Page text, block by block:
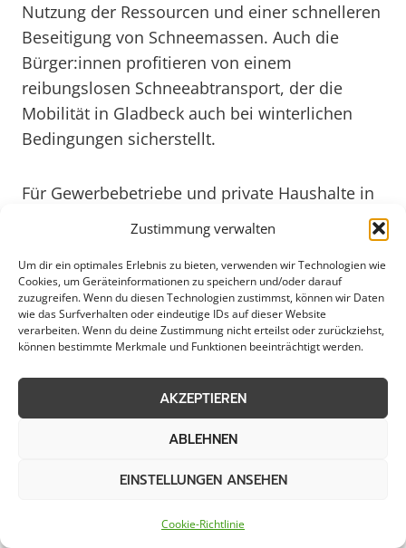
Zustimmung verwalten
Um dir ein optimales Erlebnis zu bieten, verwenden wir Technologien wie
Cookies, um Geräteinformationen zu speichern und/oder darauf
zuzugreifen. Wenn du diesen Technologien zustimmst, können wir Daten
wie das Surfverhalten oder eindeutige IDs auf dieser Website
verarbeiten. Wenn du deine Zustimmung nicht erteilst oder zurückziehst,
können bestimmte Merkmale und Funktionen beeinträchtigt werden.
AKZEPTIEREN
ABLEHNEN
EINSTELLUNGEN ANSEHEN
Cookie-Richtlinie
Nutzung der Ressourcen und einer schnelleren
Beseitigung von Schneemassen. Auch die
Bürger:innen profitieren von einem
reibungslosen Schneeabtransport, der die
Mobilität in Gladbeck auch bei winterlichen
Bedingungen sicherstellt.
Für Gewerbebetriebe und private Haushalte in
Gladbeck ist es wichtig, sich rechtzeitig über
die aktuellen Regelungen zum
Schneeabtransport zu informieren. Hierbei
spielt die Kommunikation seitens der
Stadtverwaltung eine entscheidende Rolle.
Klare Informationen über Parkverbote,
erleichtern es den Bürger:innen, ihren Beitrag
zur reibungslosen Schneeräumung zu leisten.
Indem alle Beteiligten verantwortungsvoll
handeln, kann der Schneeabtransport in
und die Sicherheit im Straßenverkehr